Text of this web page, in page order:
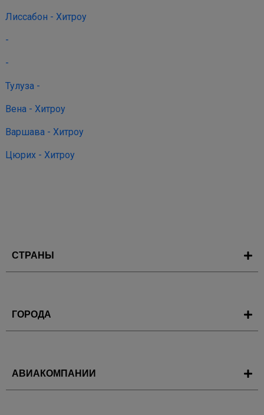
Лиссабон - Хитроу
-
-
Тулуза -
Вена - Хитроу
Варшава - Хитроу
Цюрих - Хитроу
СТРАНЫ
ГОРОДА
АВИАКОМПАНИИ